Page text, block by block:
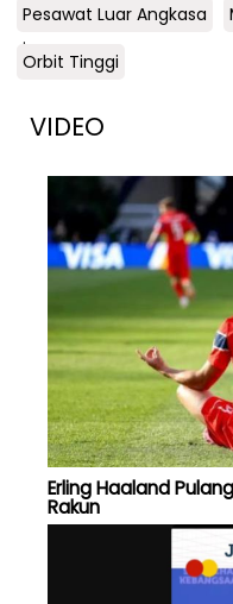
Pesawat Luar Angkasa
.
Orbit Tinggi
VIDEO
Erling Haaland
Rakun